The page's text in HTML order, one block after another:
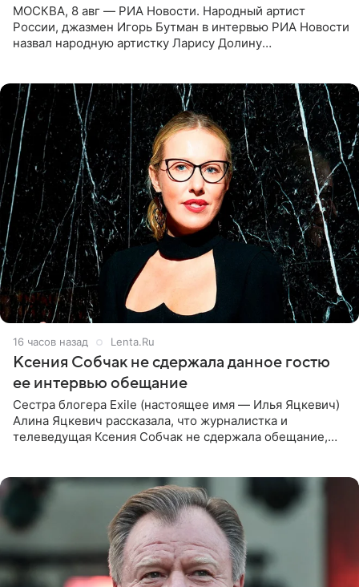
МОСКВА, 8 авг — РИА Новости. Народный артист
России, джазмен Игорь Бутман в интервью РИА Новости
назвал народную артистку Ларису Долину
16 часов назад Lenta.Ru
Ксения Собчак не сдержала данное гостю
ее интервью обещание
Сестра блогера Exile (настоящее имя — Илья Яцкевич)
Алина Яцкевич рассказала, что журналистка и
телеведущая Ксения Собчак не сдержала обещание,